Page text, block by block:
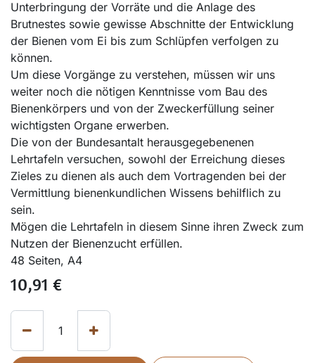
Unterbringung der Vorräte und die Anlage des
Brutnestes sowie gewisse Abschnitte der Entwicklung
der Bienen vom Ei bis zum Schlüpfen verfolgen zu
können.
Um diese Vorgänge zu verstehen, müssen wir uns
weiter noch die nötigen Kenntnisse vom Bau des
Bienenkörpers und von der Zweckerfüllung seiner
wichtigsten Organe erwerben.
Die von der Bundesantalt herausgegebenenen
Lehrtafeln versuchen, sowohl der Erreichung dieses
Zieles zu dienen als auch dem Vortragenden bei der
Vermittlung bienenkundlichen Wissens behilflich zu
sein.
Mögen die Lehrtafeln in diesem Sinne ihren Zweck zum
Nutzen der Bienenzucht erfüllen.
48 Seiten, A4
10,91 €